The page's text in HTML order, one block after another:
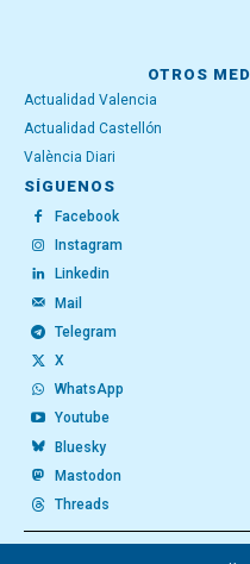
OTROS
Actualidad Valencia
Actualidad Castellón
València Diari
SÍGUENOS
Facebook
Instagram
Linkedin
Mail
Telegram
X
WhatsApp
Youtube
Bluesky
Mastodon
Threads